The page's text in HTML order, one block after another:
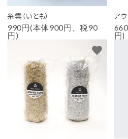
糸雲（いとも）
990円(本体900円、税90
円)
ア
円)
favorite